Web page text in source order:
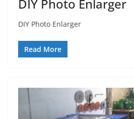
DIY Photo Enlarger
DIY Photo Enlarger
Read More